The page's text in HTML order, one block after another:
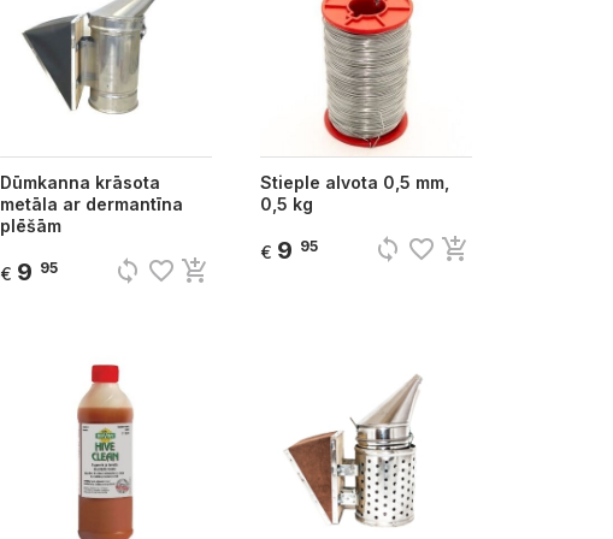
Dūmkanna krāsota
metāla ar dermantīna
plēšām
€ 9 95 sync favorite_border add_shopping_cart
Stieple alvota 0,5 mm,
0,5 kg
€ 9 95 sync favorite_border add_shopping_cart